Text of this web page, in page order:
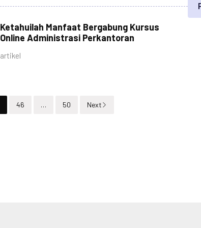
Ketahuilah Manfaat Bergabung Kursus
Online Administrasi Perkantoran
artikel
46 … 50 Next